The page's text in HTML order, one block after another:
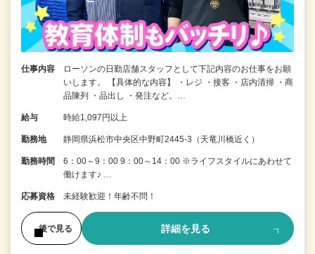
仕事内容
ローソンの日勤店舗スタッフとして下記内容のお仕事をお願
いします。 【具体的な内容】 ・レジ ・接客 ・店内清掃 ・商
品陳列 ・品出し ・発注など。…
給与 時給1,097円以上
勤務地 静岡県浜松市中央区中野町2445-3（天竜川橋近く）
勤務時間
6：00～9：00 9：00～14：00 ※ライフスタイルにあわせて
働けます♪ …
応募資格 未経験歓迎！年齢不問！
後で見る 詳細を見る